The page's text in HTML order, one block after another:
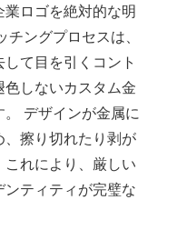
ロゴを絶対的な明
ングプロセスは、
て目を引くコント
しないカスタム金
デザインが金属に
擦り切れたり剥が
れにより、厳しい
ティティが完璧な